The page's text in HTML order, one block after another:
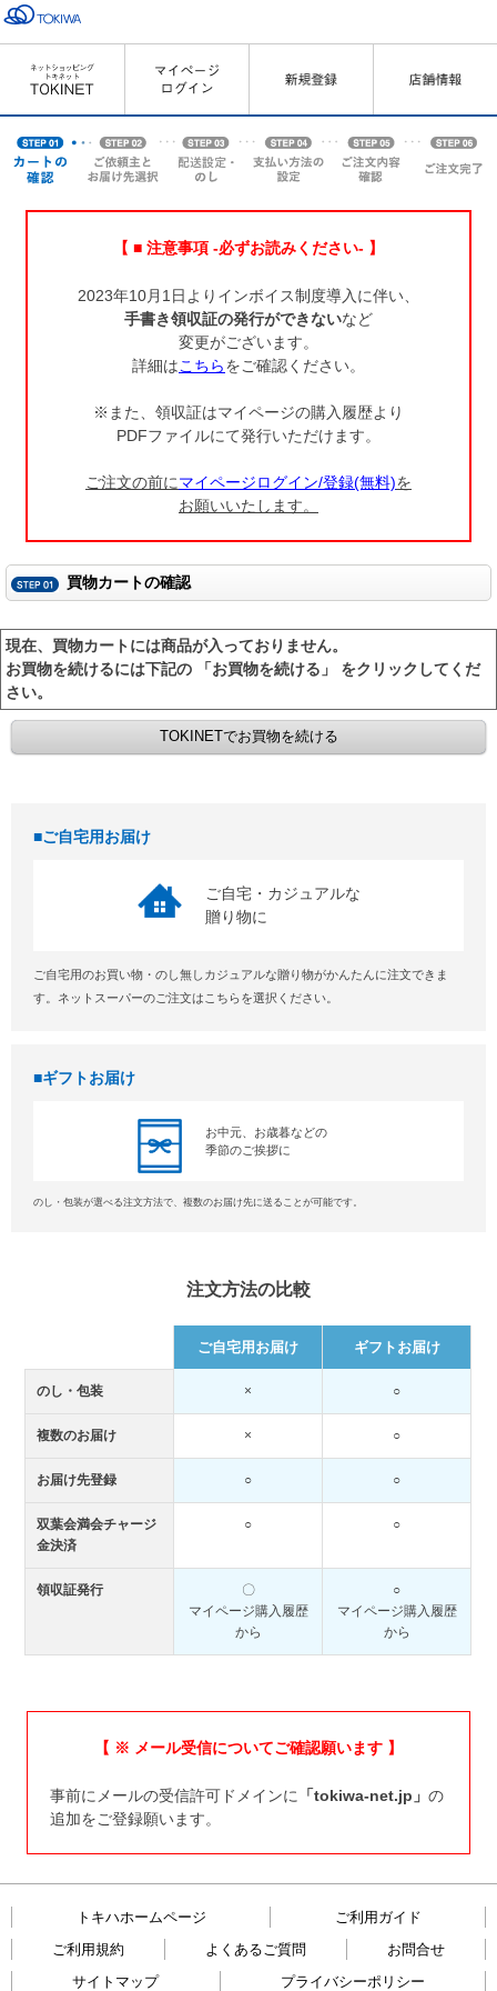
【 ■ 注意事項 -必ずお読みください- 】
2023年10月1日よりインボイス制度導入に伴い、
手書き領収証の発行ができないなど
変更がございます。
詳細はこちらをご確認ください。
※また、領収証はマイページの購入履歴より
PDFファイルにて発行いただけます。
ご注文の前にマイページログイン/登録(無料)を
お願いいたします。
買物カートの確認
現在、買物カートには商品が入っておりません。
お買物を続けるには下記の 「お買物を続ける」 をクリックしてくだ
さい。
ご自宅用お届け
ご自宅・カジュアルな
贈り物に
ご自宅用のお買い物・のし無しカジュアルな贈り物がかんたんに注文できま
す。ネットスーパーのご注文はこちらを選択ください。
ギフトお届け
お中元、お歳暮などの
季節のご挨拶に
のし・包装が選べる注文方法で、複数のお届け先に送ることが可能です。
注文方法の比較
ご自宅用お届け ギフトお届け
のし・包装 × ○
複数のお届け × ○
お届け先登録 ○ ○
双葉会満会チャージ
金決済
○ ○
領収証発行
〇
マイページ購入履歴
から
○
マイページ購入履歴
から
【 ※ メール受信についてご確認願います 】
事前にメールの受信許可ドメインに 「tokiwa-net.jp」 の
追加をご登録願います。
トキハホームページ
ご利用ガイド
ご利用規約
よくあるご質問
お問合せ
サイトマップ
プライバシーポリシー